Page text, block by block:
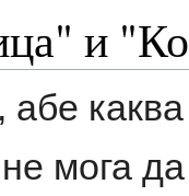
и
абе
мога